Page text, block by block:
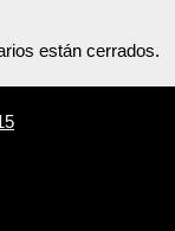
están cerrados.